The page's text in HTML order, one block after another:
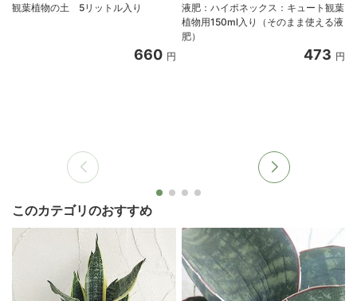
観葉植物の土 5リットル入り
660 円
液肥：ハイポネックス：キュート観葉
植物用150ml入り（そのまま使える液
肥）
473 円
このカテゴリのおすすめ